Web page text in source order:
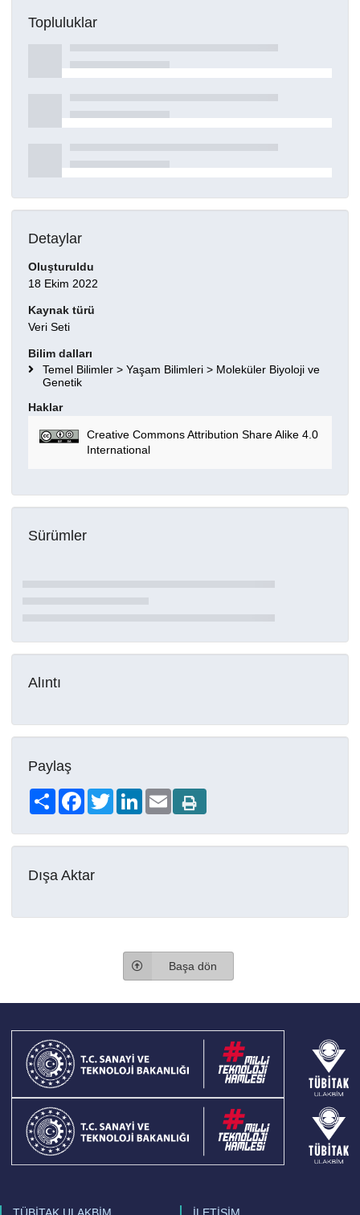
Topluluklar
Detaylar
Oluşturuldu
18 Ekim 2022
Kaynak türü
Veri Seti
Bilim dalları
Temel Bilimler > Yaşam Bilimleri > Moleküler Biyoloji ve
Genetik
Haklar
Creative Commons Attribution Share Alike 4.0
International
Sürümler
Alıntı
Paylaş
Share FacebookTwitterLinkedIn
Email
Dışa Aktar
Başa dön